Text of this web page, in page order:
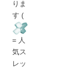
りま
す (
= 人
気ス
レッ